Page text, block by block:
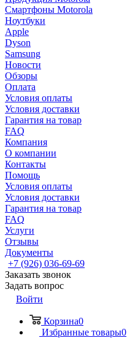
Смартфоны Motorola
Ноутбуки
Apple
Dyson
Samsung
Новости
Обзоры
Оплата
Условия оплаты
Условия доставки
Гарантия на товар
FAQ
Компания
О компании
Контакты
Помощь
Условия оплаты
Условия доставки
Гарантия на товар
FAQ
Услуги
Отзывы
Документы
+7 (926) 036-69-69
Заказать звонок
Задать вопрос
Войти
Корзина0
Избранные товары0